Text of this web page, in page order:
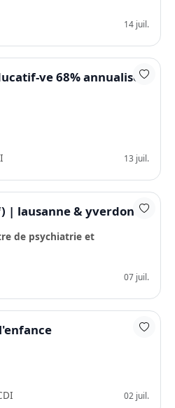
14 juil.
ve 68% annualisé -
13 juil.
| lausanne & yverdon
de psychiatrie et
07 juil.
02 juil.